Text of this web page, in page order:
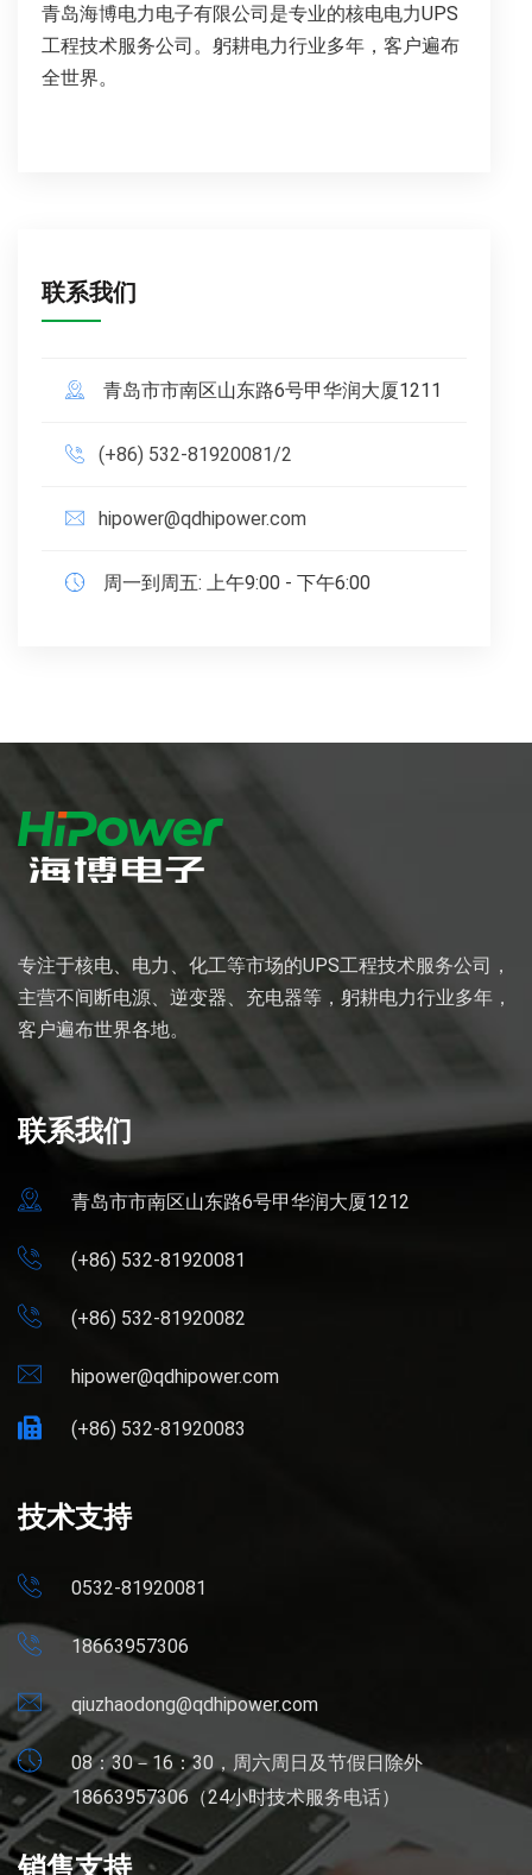
青岛海博电力电子有限公司是专业的核电电力UPS
工程技术服务公司。躬耕电力行业多年，客户遍布
全世界。
联系我们
青岛市市南区山东路6号甲华润大厦1211
(+86) 532-81920081/2
hipower@qdhipower.com
周一到周五: 上午9:00 - 下午6:00
专注于核电、电力、化工等市场的UPS工程技术服务公司，
主营不间断电源、逆变器、充电器等，躬耕电力行业多年，
客户遍布世界各地。
联系我们
青岛市市南区山东路6号甲华润大厦1212
(+86) 532-81920081
(+86) 532-81920082
hipower@qdhipower.com
(+86) 532-81920083
技术支持
0532-81920081
18663957306
qiuzhaodong@qdhipower.com
08：30－16：30，周六周日及节假日除外
18663957306（24小时技术服务电话）
销售支持